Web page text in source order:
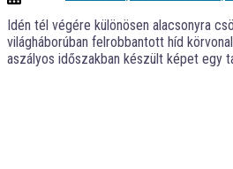
Idén tél végére különösen alacsonyra
világháborúban felrobbantott híd
aszályos időszakban készült képet egy